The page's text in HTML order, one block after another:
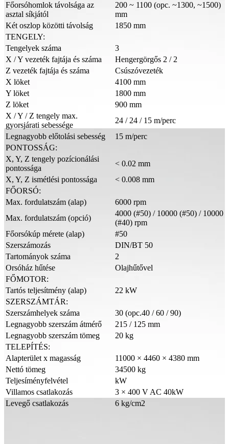
Főorsóhomlok távolsága az
asztal síkjától
200 ~ 1100 (opc. ~1300, ~1500)
mm
Két oszlop közötti távolság
1850 mm
TENGELY:
Tengelyek száma
3
X / Y vezeték fajtája és száma
Hengergörgős 2 / 2
Z vezeték fajtája és száma
Csúszóvezeték
X löket
4100 mm
Y löket
1800 mm
Z löket
900 mm
X / Y / Z tengely max.
gyorsjárati sebessége
24 / 24 / 15 m/perc
Legnagyobb előtolási sebesség
15 m/perc
PONTOSSÁG:
X, Y, Z tengely pozícionálási
pontossága
< 0.02 mm
X, Y, Z ismétlési pontossága
< 0.008 mm
FŐORSÓ:
Max. fordulatszám (alap)
6000 rpm
Max. fordulatszám (opció)
4000 (#50) / 10000 (#50) / 10000
(#40) rpm
Főorsókúp mérete (alap)
#50
Szerszámozás
DIN/BT 50
Tartományok száma
2
Orsóház hűtése
Olajhűtővel
FŐMOTOR:
Tartós teljesítmény (alap)
22 kW
SZERSZÁMTÁR:
Szerszámhelyek száma
30 (opc.40 / 60 / 90)
Legnagyobb szerszám átmérő
215 / 125 mm
Legnagyobb szerszám tömeg
20 kg
TELEPÍTÉS:
Alapterület x magasság
11000 × 4460 × 4380 mm
Nettó tömeg
34500 kg
Teljesíményfelvétel
kW
Villamos csatlakozás
3 × 400 V AC 40kW
Levegő csatlakozás
6 kg/cm2